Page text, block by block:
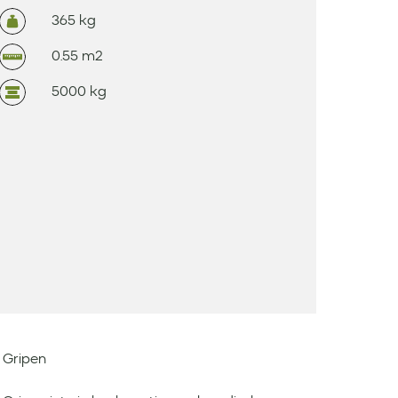
365 kg
0.55 m2
5000 kg
Gripen